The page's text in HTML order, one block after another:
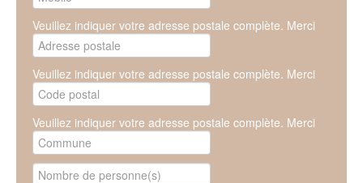
Veuillez indiquer votre adresse postale complète. Merci
Veuillez indiquer votre adresse postale complète. Merci
Veuillez indiquer votre adresse postale complète. Merci